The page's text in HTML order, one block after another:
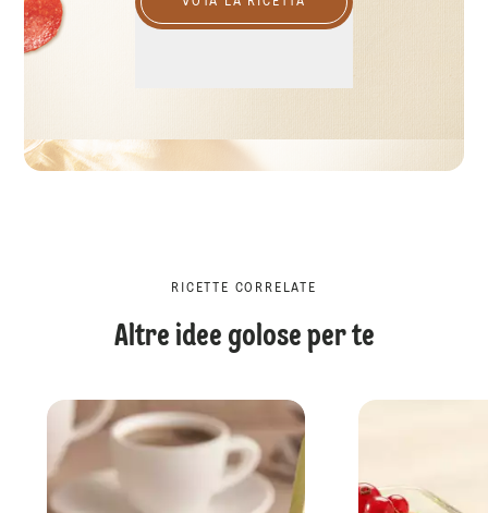
RICETTE CORRELATE
Altre idee golose per te